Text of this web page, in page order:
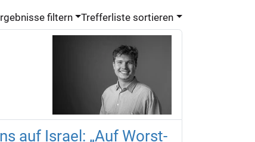
filtern Trefferliste sortieren
auf Israel: „Auf Worst-